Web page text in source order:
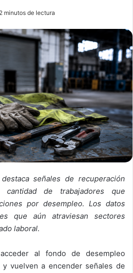
2 minutos de lectura
señales de recuperación
cantidad de trabajadores que
por desempleo. Los datos
que aún atraviesan sectores
laboral.
al fondo de desempleo
vuelven a encender señales de